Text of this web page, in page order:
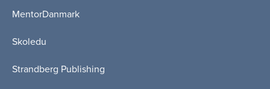
MentorDanmark
Skoledu
Strandberg Publishing